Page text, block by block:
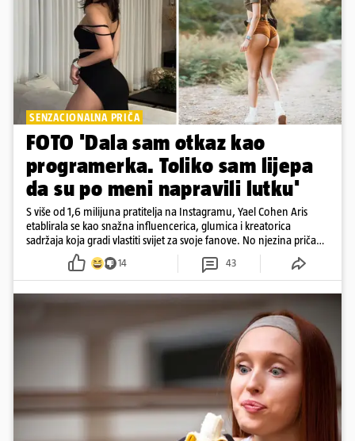
SENZACIONALNA PRIČA
FOTO 'Dala sam otkaz kao
programerka. Toliko sam lijepa
da su po meni napravili lutku'
S više od 1,6 milijuna pratitelja na Instagramu, Yael Cohen Aris
etablirala se kao snažna influencerica, glumica i kreatorica
sadržaja koja gradi vlastiti svijet za svoje fanove. No njezina priča
pokazuje da online slava dolazi i s neočekivanim izazovima
14 43